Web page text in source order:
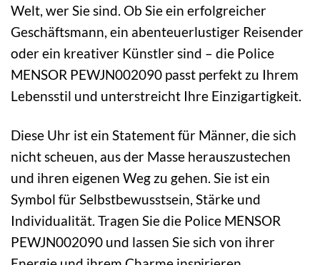
Welt, wer Sie sind. Ob Sie ein erfolgreicher
Geschäftsmann, ein abenteuerlustiger Reisender
oder ein kreativer Künstler sind – die Police
MENSOR PEWJN002090 passt perfekt zu Ihrem
Lebensstil und unterstreicht Ihre Einzigartigkeit.
Diese Uhr ist ein Statement für Männer, die sich
nicht scheuen, aus der Masse herauszustechen
und ihren eigenen Weg zu gehen. Sie ist ein
Symbol für Selbstbewusstsein, Stärke und
Individualität. Tragen Sie die Police MENSOR
PEWJN002090 und lassen Sie sich von ihrer